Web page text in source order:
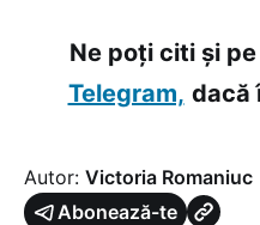
Ne poți citi și pe
Telegram, dacă
Autor: Victoria Romaniuc
Abonează-te